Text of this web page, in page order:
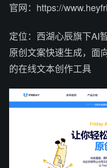
官网：https://
定位：西湖心辰旗下AI
原创文案快速生成，面
的在线文本创作工具